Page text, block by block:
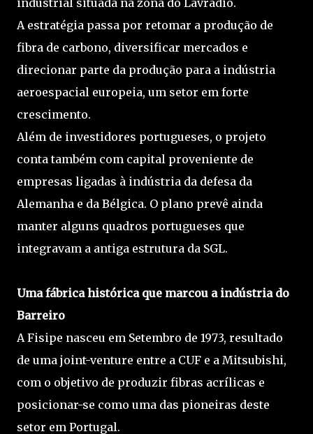
A estratégia passa por retomar a produção de
fibra de carbono, diversificar mercados e
direcionar parte da produção para a indústria
aeroespacial europeia, um setor em forte
crescimento.
Além de investidores portugueses, o projeto
conta também com capital proveniente de
empresas ligadas à indústria da defesa da
Alemanha e da Bélgica. O plano prevê ainda
manter alguns quadros portugueses que
integravam a antiga estrutura da SGL.
Uma fábrica histórica que marcou a indústria do
Barreiro
A Fisipe nasceu em Setembro de 1973, resultado
de uma joint-venture entre a CUF e a Mitsubishi,
com o objetivo de produzir fibras acrílicas e
posicionar-se como uma das pioneiras deste
setor em Portugal.